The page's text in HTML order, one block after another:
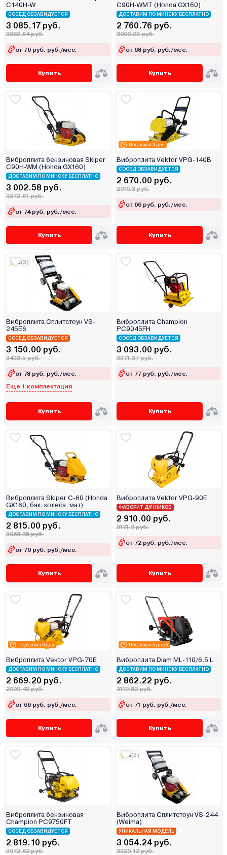
C140H-W
СОСЕД ОБЗАВИДУЕТСЯ
3 085.17 руб.
3362.84 руб.
от 76 руб. руб./мес.
Купить
C90H-WMT (Honda GX160)
ДОСТАВИМ ПО МИНСКУ БЕСПЛАТНО
2 760.76 руб.
3009.23 руб.
от 68 руб. руб./мес.
Купить
Виброплита бензиновая Skiper
C90H-WM (Honda GX160)
ДОСТАВИМ ПО МИНСКУ БЕСПЛАТНО
3 002.58 руб.
3272.81 руб.
от 74 руб. руб./мес.
Купить
Под заказ 3 дня
Виброплита Vektor VPG-140В
СОСЕД ОБЗАВИДУЕТСЯ
2 670.00 руб.
2910.3 руб.
от 66 руб. руб./мес.
Купить
5(3)
Виброплита Сплитстоун VS-
245Е6
СОСЕД ОБЗАВИДУЕТСЯ
3 150.00 руб.
3433.5 руб.
от 78 руб. руб./мес.
Еще 1 комплектация
Купить
Виброплита Champion
PC9045FH
СОСЕД ОБЗАВИДУЕТСЯ
3 093.00 руб.
3371.37 руб.
от 77 руб. руб./мес.
Купить
Виброплита Skiper C-60 (Honda
GX160, бак, колеса, мат)
ДОСТАВИМ ПО МИНСКУ БЕСПЛАТНО
2 815.00 руб.
3068.35 руб.
от 70 руб. руб./мес.
Купить
Виброплита Vektor VPG-90E
ФАВОРИТ ДАЧНИКОВ
2 910.00 руб.
3171.9 руб.
от 72 руб. руб./мес.
Купить
Под заказ 3 дня
Виброплита Vektor VPG-70E
ДОСТАВИМ ПО МИНСКУ БЕСПЛАТНО
2 669.20 руб.
2909.43 руб.
от 66 руб. руб./мес.
Купить
Под заказ 5 дней
Виброплита Diam ML-110/6.5 L
ДОСТАВИМ ПО МИНСКУ БЕСПЛАТНО
2 862.22 руб.
3119.82 руб.
от 71 руб. руб./мес.
Купить
Виброплита бензиновая
Champion PC9750FT
СОСЕД ОБЗАВИДУЕТСЯ
2 819.10 руб.
3072.82 руб.
5(3)
Виброплита Сплитстоун VS-244
(Weima)
УНИКАЛЬНАЯ МОДЕЛЬ
3 054.24 руб.
3329.12 руб.